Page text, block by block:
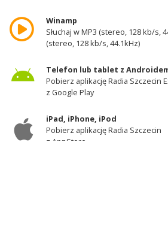
Winamp
Słuchaj w MP3 (stereo, 128 kb/s,
(stereo, 128 kb/s, 44.1kHz)
Telefon lub tablet z
Pobierz aplikację Radia Szczecin
z Google Play
iPad, iPhone, iPod
Pobierz aplikację Radia Szczecin
z AppStore